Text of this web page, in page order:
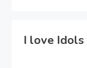
I love Idols